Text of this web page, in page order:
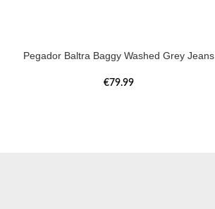
Pegador Baltra Baggy Washed Grey Jeans
€79.99